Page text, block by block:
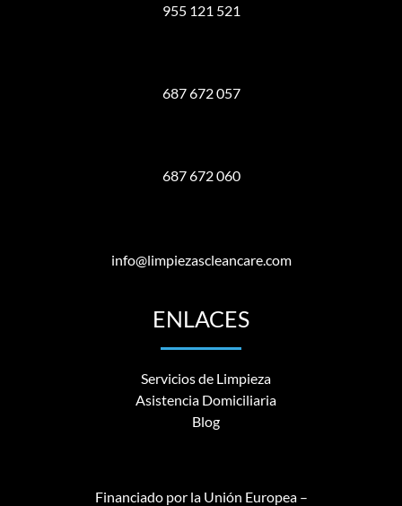
955 121 521
687 672 057
687 672 060
info@limpiezascleancare.com
ENLACES
Servicios de Limpieza
Asistencia Domiciliaria
Blog
Financiado por la Unión Europea –